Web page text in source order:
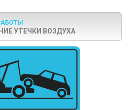
УТЕЧКИ ВОЗДУХА